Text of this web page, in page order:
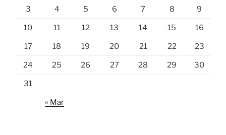
3 4 5 6 7 8 9
10 11 12 13 14 15 16
17 18 19 20 21 22 23
24 25 26 27 28 29 30
31
« Mar